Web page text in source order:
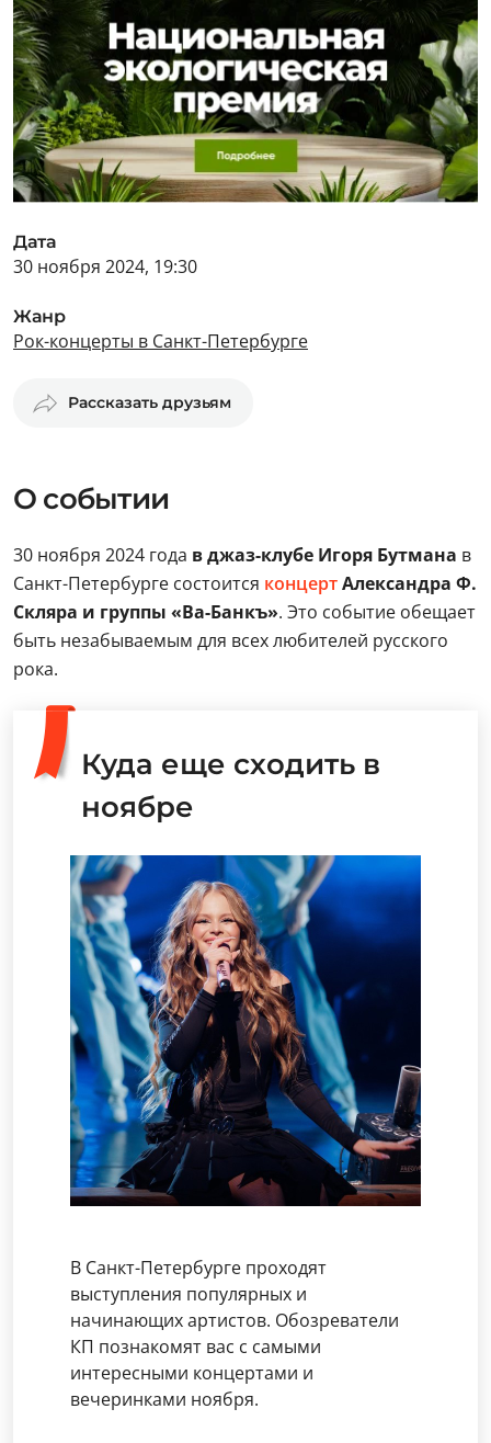
Дата
30 ноября 2024, 19:30
Жанр
Рок-концерты в Санкт-Петербурге
Рассказать друзьям
О событии
30 ноября 2024 года в джаз-клубе Игоря Бутмана в
Санкт-Петербурге состоится концертАлександра Ф.
Скляра и группы «Ва-Банкъ». Это событие обещает
быть незабываемым для всех любителей русского
рока.
Куда еще сходить в
ноябре
В Санкт-Петербурге проходят
выступления популярных и
начинающих артистов. Обозреватели
КП познакомят вас с самыми
интересными концертами и
вечеринками ноября.